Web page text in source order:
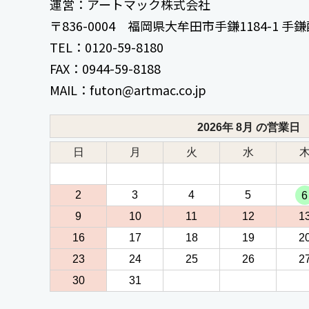
運営：アートマック株式会社
〒836-0004 福岡県大牟田市手鎌1184-1 手
TEL：0120-59-8180
FAX：0944-59-8188
MAIL：futon@artmac.co.jp